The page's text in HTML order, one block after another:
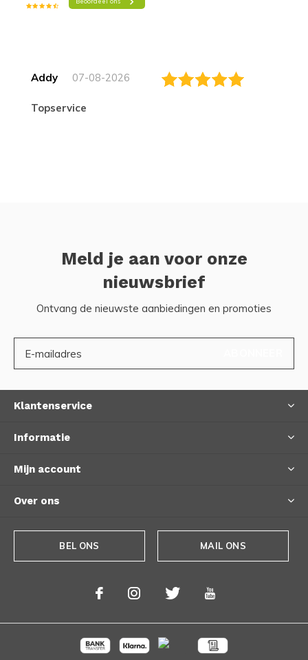
Addy 07-08-2026
topservice
Meld je aan voor onze
nieuwsbrief
Ontvang de nieuwste aanbiedingen en promoties
Klantenservice
Informatie
Mijn account
Over ons
BEL ONS MAIL ONS